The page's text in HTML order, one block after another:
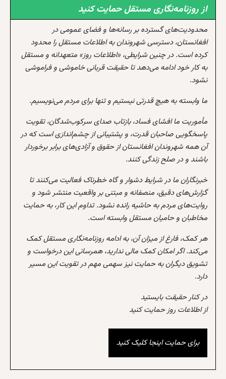
از روزنامه‌نگاری مستقل حمایت کنید
محدودیت‌های گسترده بر رسانه‌ها و فضای عمومی در
افغانستان، دسترسی شهروندان به اطلاعات مستقل را محدود
کرده است. در چنین شرایطی، «اطلاعات روز» متعهدانه و مستقل
به کار خود ادامه می‌دهد تا حقیقت قربانی خاموشی و فراموشی
نشود.
ما وابسته به هیچ قدرتی نیستیم و تنها برای مردم می‌نویسیم.
مأموریت ما افشای فساد، بازتاب صدای سرکوب‌شدگان، تقویت
پاسخگویی صاحبان قدرت، و پشتیبانی از چشم‌اندازی است که در
آن همه شهروندان افغانستان از حقوق و آزادی‌های برابر برخوردار
باشند و در صلح زندگی کنند.
خبرنگاران ما در شرایط دشوار و گاه خطرناک فعالیت می‌کنند تا
گزارش‌های دقیق، منصفانه و مبتنی بر واقعیت منتشر شود و
روایت‌های مردم به حاشیه رانده نشود. تداوم این کار، به حمایت
مخاطبان و حامیان مستقل وابسته است.
هر کمک، فارغ از میزان آن، به ادامه روزنامه‌نگاری مستقل کمک
می‌کند. اگر امکان کمک مالی ندارید، همرسانی این درخواست و
تشویق دیگران به حمایت نیز سهمی مهم در تقویت این مسیر
دارد.
در کنار حقیقت بایستید
از اطلاعات روز حمایت کنید
برای حمایت اینجا کلیک کنید